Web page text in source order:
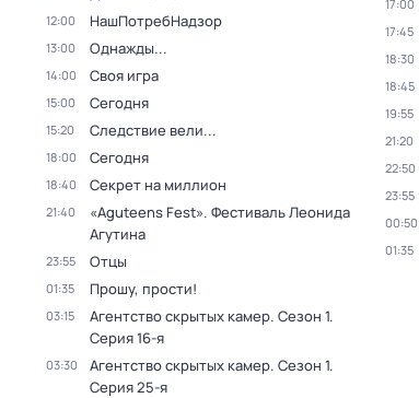
12:00 НашПотребНадзор
13:00 Однажды...
14:00 Своя игра
15:00 Сегодня
15:20 Следствие вели...
18:00 Сегодня
18:40 Секрет на миллион
21:40
«Aguteens Fest». Фестиваль Леонида
Агутина
23:55 Отцы
01:35 Прошу, прости!
03:15 Агентство скрытых камер. Сезон 1.
Серия 16-я
03:30 Агентство скрытых камер. Сезон 1.
Серия 25-я
17:00
17:45
18:30
18:45
19:55
21:20
22:50
23:55
00:50
01:35